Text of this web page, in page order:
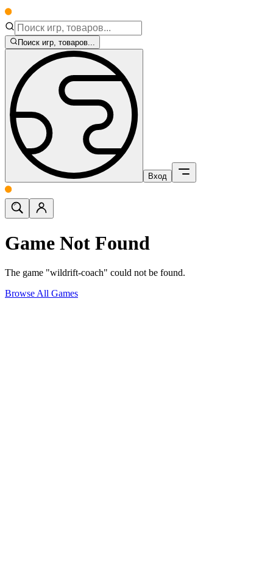
Поиск игр, товаров...
Вход
Game Not Found
The game "wildrift-coach" could not be found.
Browse All Games